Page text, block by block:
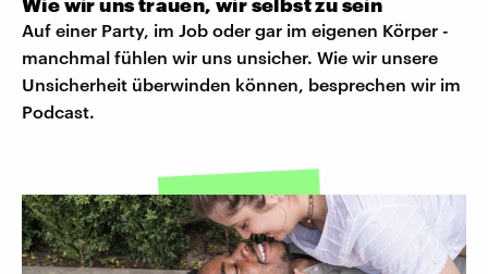
Auf einer Party, im Job oder gar im eigenen Körper -
manchmal fühlen wir uns unsicher. Wie wir unsere
Unsicherheit überwinden können, besprechen wir im
Podcast.